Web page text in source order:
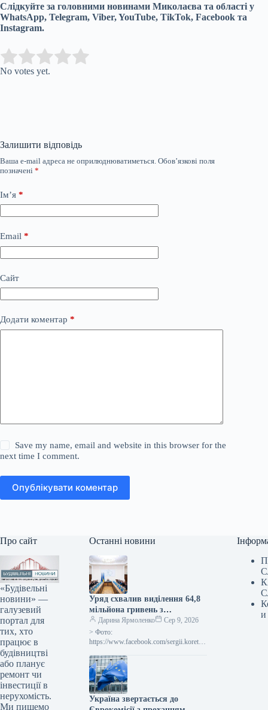
Слідкуйте за головними новинами Миколаєва та області у
WhatsApp, Telegram, Viber, YouTube, TikTok, Facebook та
Instagram.
Rate this item:
No votes yet.
Залишити відповідь
Ваша e-mail адреса не оприлюднюватиметься. Обов’язкові поля
позначені *
Ім’я *
Email *
Сайт
Додати коментар *
Save my name, email and website in this browser for the
next time I comment.
Опублікувати коментар
Про сайт
«Будівельні
новини» —
галузевий
портал для
тих, хто
працює в
будівництві
або планує
ремонт чи
інвестиції в
нерухомість.
Ми пишемо
Останні новини
Уряд схвалив виділення 64,8
мільйона гривень з
державного бюджету для
відновлювальних робіт та
подолання наслідків війни.
Дарина Ярмоленко
Сер 9, 2026
> Фото:
https://www.facebook.com/sergii.koretsk
виділення коштів, запланованих у
державному бюджеті на 2026 рік для
фінансування регіональної політики,
з…
Україна звертається до
и